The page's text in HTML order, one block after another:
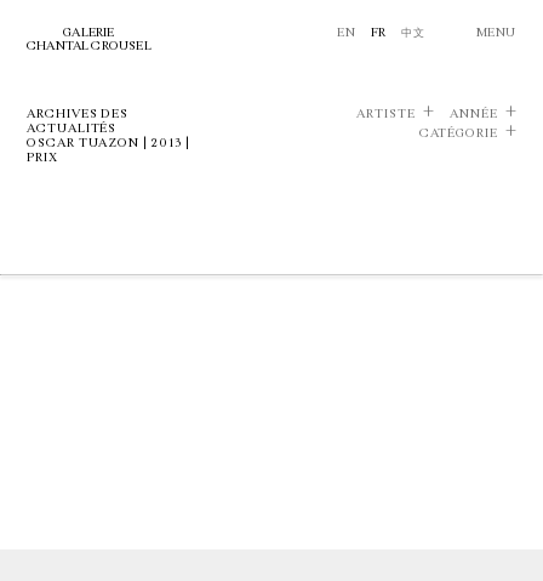
GALERIE
CHANTAL CROUSEL
EN FR 中文 MENU
ARCHIVES DES
ACTUALITÉS
OSCAR TUAZON | 2013 |
PRIX
ARTISTE
ANNÉE
CATÉGORIE